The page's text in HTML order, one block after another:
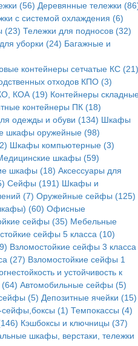
(56) Деревянные тележки
с системой охлаждения (6)
(23) Тележки для подносов (32)
уборки (24) Багажные и
контейнеры сетчатые КС (21)
отходов КПО (3)
КОА (19) Контейнеры
контейнеры ПК (18)
одежды и обуви (134) Шкафы
шкафы оружейные (98)
Шкафы компьютерные (3)
шкафы (59)
шкафы (18) Аксессуары для
Сейфы (191) Шкафы и
(7) Оружейные сейфы (125)
(60) Офисные
сейфы (35) Мебельные
сейфы 5 класса (10)
Взломостойкие сейфы 3 класса
(27) Взломостойкие сейфы 1
и устойчивость к
Автомобильные сейфы (5)
(5) Депозитные ячейки (15)
сейфы,боксы (1) Темпокассы (4)
Кэшбоксы и ключницы (37)
шкафы, верстаки, тележки